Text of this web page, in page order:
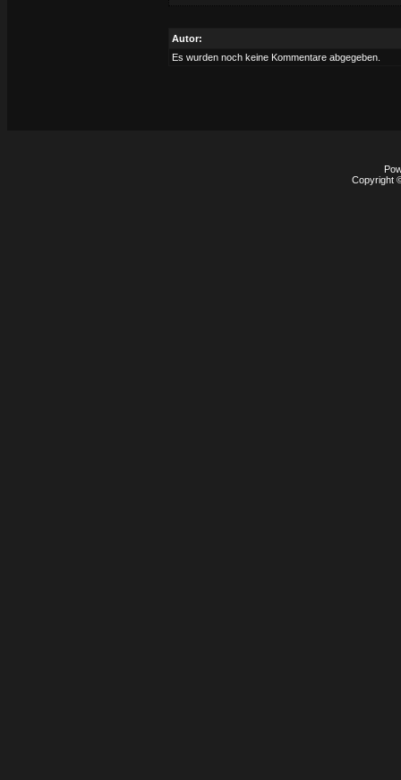
Autor:
Es wurden noch keine Kommentare abgegeben.
Copyright